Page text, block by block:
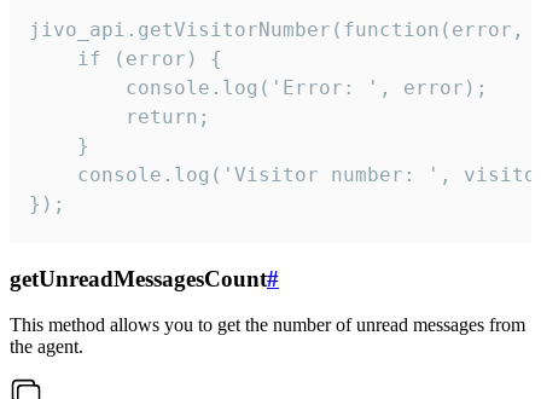
jivo_api.getVisitorNumber(function(error,
    if (error) {
        console.log('Error: ', error);
        return;
    }
console.log('Visitor number: ',
});
getUnreadMessagesCount#
This method allows you to get the number of unread messages from
the agent.